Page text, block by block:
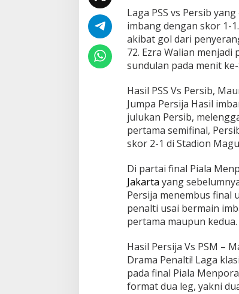
Laga PSS vs Persib
imbang dengan skor 1-
akibat gol dari
72. Ezra Walian
sundulan pada menit ke-
Hasil PSS Vs Persib,
Jumpa Persija Hasil
julukan Persib,
pertama semifinal,
skor 2-1 di Stadion
Di partai final Piala
Jakarta yang
Persija menembus final
penalti usai bermain
pertama maupun kedua.
Hasil Persija Vs PSM –
Drama Penalti! Laga
pada final Piala
format dua leg, yakni